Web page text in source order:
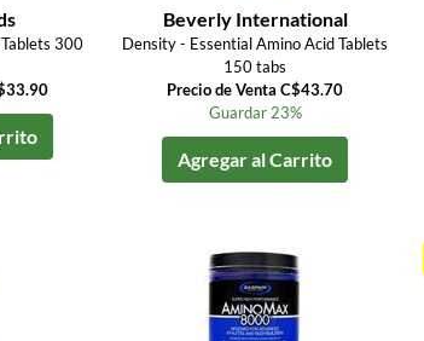
300
Beverly International
Density - Essential Amino Acid Tablets
150 tabs
Precio de Venta C$43.70
Guardar 23%
Agregar al Carrito